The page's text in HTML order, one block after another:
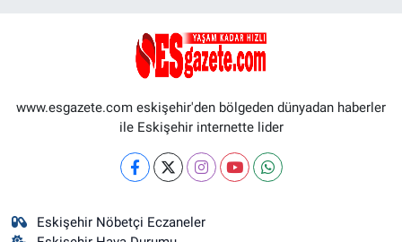
www.esgazete.com eskişehir'den bölgeden dünyadan haberler
ile Eskişehir internette lider
Eskişehir Nöbetçi Eczaneler